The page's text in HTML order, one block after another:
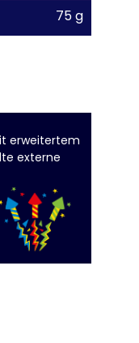
75 g
erweitertem
externe